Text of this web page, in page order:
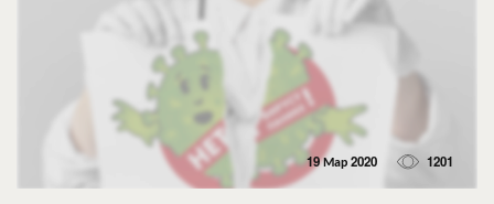
19 Мар 2020 1201